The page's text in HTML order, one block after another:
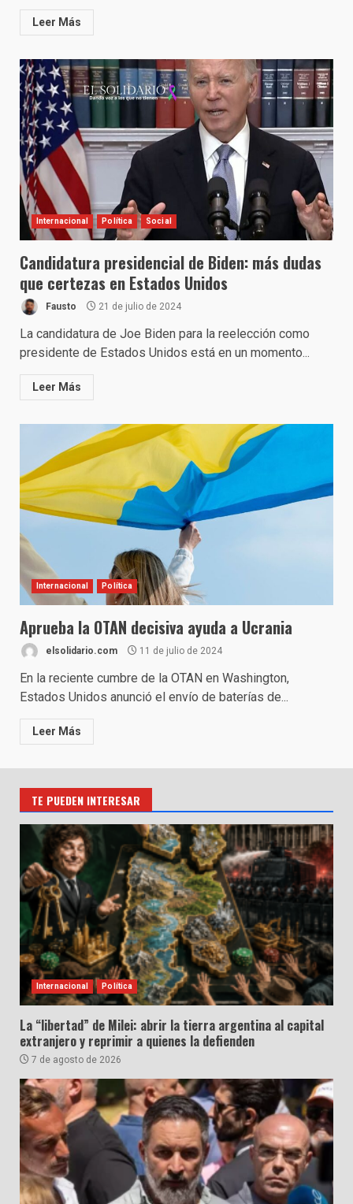
Leer Más
Internacional Política Social
Candidatura presidencial de Biden: más dudas
que certezas en Estados Unidos
Fausto 21 de julio de 2024
La candidatura de Joe Biden para la reelección como
presidente de Estados Unidos está en un momento...
Leer Más
Internacional Política
Aprueba la OTAN decisiva ayuda a Ucrania
elsolidario.com 11 de julio de 2024
En la reciente cumbre de la OTAN en Washington,
Estados Unidos anunció el envío de baterías de...
Leer Más
TE PUEDEN INTERESAR
Internacional Política
La “libertad” de Milei: abrir la tierra argentina al capital
extranjero y reprimir a quienes la defienden
7 de agosto de 2026